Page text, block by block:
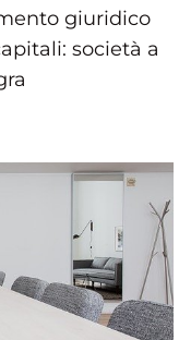
giuridico
società a